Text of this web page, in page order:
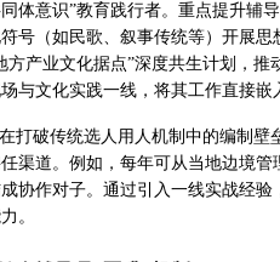
体意识”教育践行者。重点提升辅
号（如民歌、叙事传统等）开展
产业文化据点”深度共生计划，推
与文化实践一线，将其工作直接
打破传统选人用人机制中的编制
渠道。例如，每年可从当地边境
协作对子。通过引入一线实战经
。